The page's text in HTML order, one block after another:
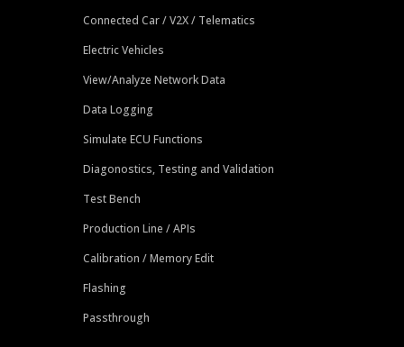
Connected Car / V2X / Telematics
Electric Vehicles
View/Analyze Network Data
Data Logging
Simulate ECU Functions
Diagonostics, Testing and Validation
Test Bench
Production Line / APIs
Calibration / Memory Edit
Flashing
Passthrough